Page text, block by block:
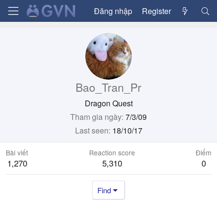
Đăng nhập Register
Bao_Tran_Pr
Dragon Quest
Tham gia ngày 7/3/09
Last seen 18/10/17
Bài viết
1,270
Reaction score
5,310
Điểm
0
Find